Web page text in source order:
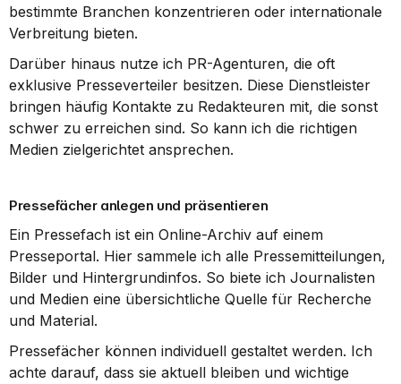
bestimmte Branchen konzentrieren oder internationale
Verbreitung bieten.
Darüber hinaus nutze ich PR-Agenturen, die oft
exklusive Presseverteiler besitzen. Diese Dienstleister
bringen häufig Kontakte zu Redakteuren mit, die sonst
schwer zu erreichen sind. So kann ich die richtigen
Medien zielgerichtet ansprechen.
Pressefächer anlegen und präsentieren
Ein Pressefach ist ein Online-Archiv auf einem
Presseportal. Hier sammele ich alle Pressemitteilungen,
Bilder und Hintergrundinfos. So biete ich Journalisten
und Medien eine übersichtliche Quelle für Recherche
und Material.
Pressefächer können individuell gestaltet werden. Ich
achte darauf, dass sie aktuell bleiben und wichtige